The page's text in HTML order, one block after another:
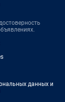
данных и